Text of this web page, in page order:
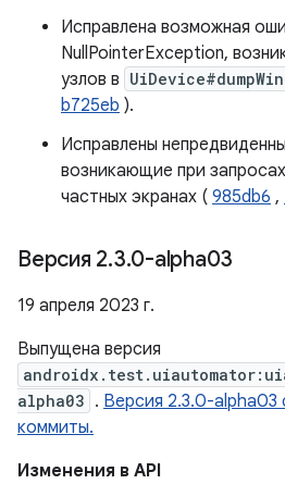
Исправлена ​​возможная
NullPointerException,
узлов в
b725eb ).
Исправлены
возникающие при
частных экранах ( 985db6 ,
Версия 2.3.0-alpha03
19 апреля 2023 г.
Выпущена версия
alpha03 . Версия 2.3.0-
коммиты.
Изменения в API